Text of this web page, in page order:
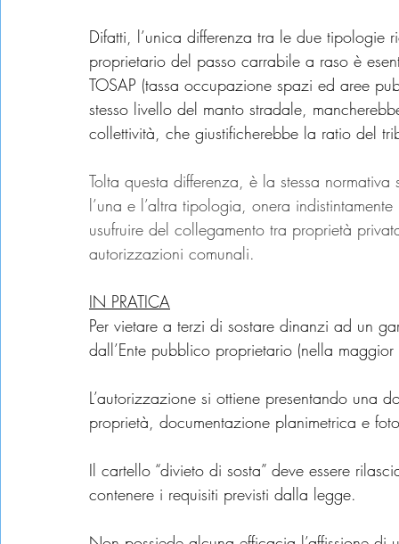
Difatti, l’unica differenza tra le due
proprietario del passo carrabile a raso è
TOSAP (tassa occupazione spazi ed aree
stesso livello del manto stradale,
collettività, che giustificherebbe la ratio del
Tolta questa differenza, è la stessa
l’una e l’altra tipologia, onera
usufruire del collegamento tra proprietà
autorizzazioni comunali.
IN PRATICA
Per vietare a terzi di sostare dinanzi ad un
dall’Ente pubblico proprietario (nella
L’autorizzazione si ottiene presentando
proprietà, documentazione planimetrica e
Il cartello “divieto di sosta” deve essere
contenere i requisiti previsti dalla legge.